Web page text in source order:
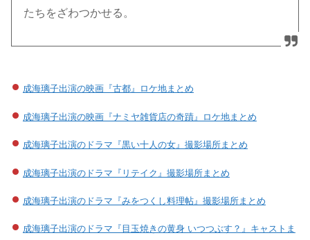
たちをざわつかせる。
成海璃子出演の映画『古都』ロケ地まとめ
成海璃子出演の映画『ナミヤ雑貨店の奇蹟』ロケ地まとめ
成海璃子出演のドラマ『黒い十人の女』撮影場所まとめ
成海璃子出演のドラマ『リテイク』撮影場所まとめ
成海璃子出演のドラマ『みをつくし料理帖』撮影場所まとめ
成海璃子出演のドラマ『目玉焼きの黄身 いつつぶす？』キャストま